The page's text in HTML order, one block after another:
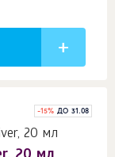
-15% ДО 31.08